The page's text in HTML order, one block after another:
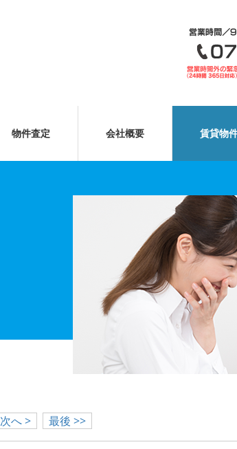
物件査定 会社概要 賃貸物
次へ > 最後 >>